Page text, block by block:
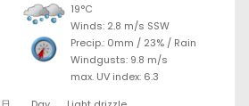
19°C
Winds: 2.8 m/s SSW
Precip.: 0mm / 23% / Rain
Windgusts: 9.8 m/s
max. UV index: 6.3